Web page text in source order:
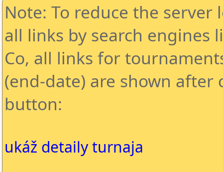
Note: To reduce the
all links by search engines
Co, all links for
(end-date) are shown
button:
ukáž detaily turnaja